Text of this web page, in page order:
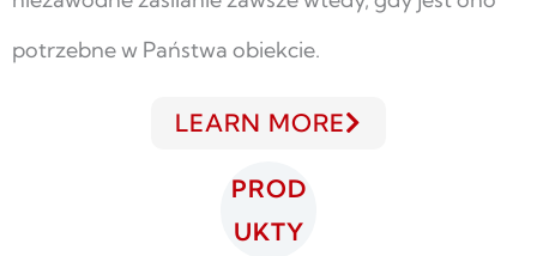
potrzebne w Państwa obiekcie.
LEARN MORE
PROD
UKTY